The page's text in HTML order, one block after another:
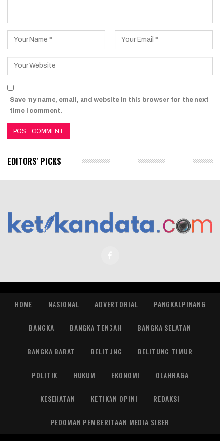
Save my name, email, and website in this browser for the next
time I comment.
EDITORS' PICKS
HOME NASIONAL ADVERTORIAL PANGKALPINANG
BANGKA BANGKA TENGAH BANGKA SELATAN
BANGKA BARAT BELITUNG BELITUNG TIMUR
POLITIK HUKUM EKONOMI OLAHRAGA
KESEHATAN KETIKAN OPINI REDAKSI
PEDOMAN PEMBERITAAN MEDIA SIBER